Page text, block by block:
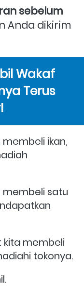
sebelum
Anda dikirim
Wakaf
Terus
ikan,
membeli satu
kita membeli
tokonya.